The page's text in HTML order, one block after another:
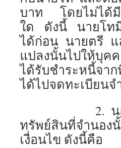
บาท โดยไม่ได้มี
ใด ดังนี้ นายโทมี
ได้ก่อน นายตรี แ
แปลงนั้นไปให้บุค
ได้รับชำระหนี้จา
ได้ไปจดทะเบียน
2. นอกจากนี้
ทรัพย์สินที่จำนอง
เงื่อนไข ดังนี้คือ